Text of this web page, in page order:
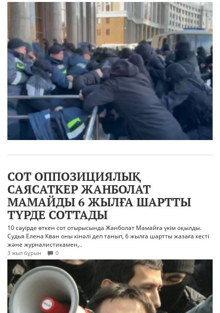
СОТ ОППОЗИЦИЯЛЫҚ
САЯСАТКЕР ЖАНБОЛАТ
МАМАЙДЫ 6 ЖЫЛҒА ШАРТТЫ
ТҮРДЕ СОТТАДЫ
10 сәуірде өткен сот отырысында Жанболат Мамайға үкім оқылды.
Судья Елена Кван оны кінәлі деп танып, 6 жылға шартты жазаға кесті
және журналистикамен,..
3 жыл бұрын 0